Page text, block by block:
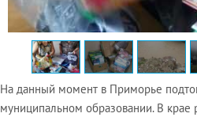
На данный момент в Приморье
муниципальном образовании. В